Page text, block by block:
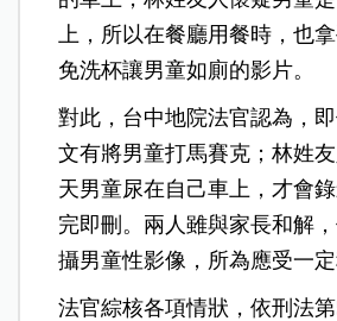
上，所以在餐廳用餐時，也
免洗杯讓男童如廁的影片。
對此，台中地院法官認為，
文有將男童打馬賽克；林姓
天男童尿在自己車上，才會
完即刪。兩人雖與家長和解
攝男童性影像，所為應受一定
法官綜核各項情狀，依刑法第